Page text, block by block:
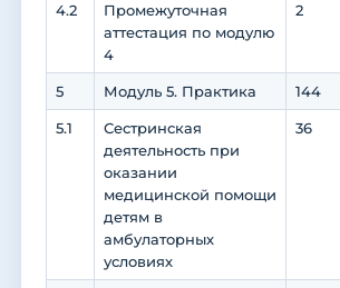
4.2
Промежуточная
аттестация по модулю
4
2
5 Модуль 5. Практика 144
5.1
Сестринская
деятельность при
оказании
медицинской помощи
детям в
амбулаторных
условиях
36